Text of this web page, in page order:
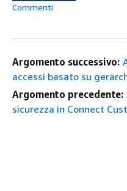
Commenti
Argomento successivo:
accessi basato su
Argomento precedente:
sicurezza in Connect